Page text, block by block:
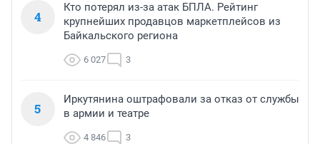
4
Кто потерял из-за атак БПЛА. Рейтинг
крупнейших продавцов маркетплейсов из
Байкальского региона
6 027 3
5
Иркутянина оштрафовали за отказ от службы
в армии и театре
4 846 3